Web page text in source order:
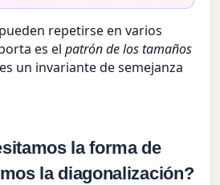
pueden repetirse en varios
es elpatrón de los tamaños
un invariante de semejanza
la forma de
la diagonalización?